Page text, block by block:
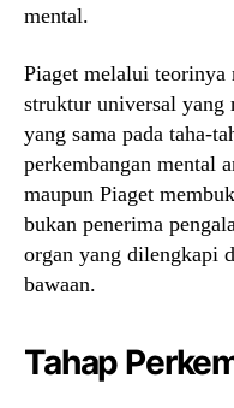
mental.
Piaget melalui teorinya
struktur universal
yang sama pada taha-
perkembangan mental
maupun Piaget
bukan penerima
organ yang dilengkapi
bawaan.
Tahap